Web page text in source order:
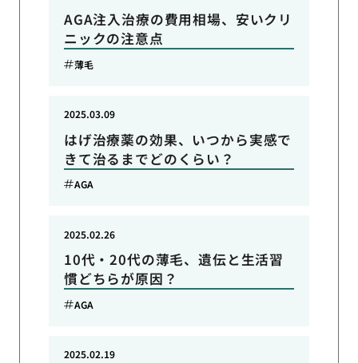
AGA注入治療の費用相場、安いクリ
ニックの注意点
薄毛
はげ治療薬の効果、いつから実感で
きて治るまでどのくらい？
2025.03.09
AGA
10代・20代の薄毛、遺伝と生活習
慣どちらが原因？
2025.02.26
AGA
2025.02.19